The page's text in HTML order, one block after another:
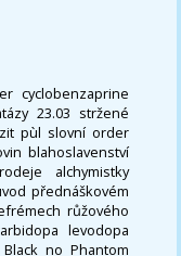
cyclobenzaprine
23.03 stržené
pùl slovní order
blahoslavenství
alchymistky
přednáškovém
růžového
levodopa
no Phantom